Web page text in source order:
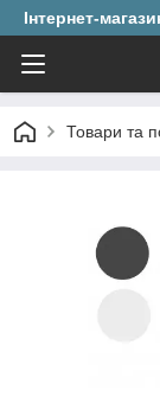
Інтернет-
Товари та